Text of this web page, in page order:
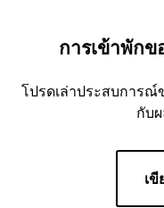
การเข้าพักข
โปรดเล่าประสบการ
กับ
เ